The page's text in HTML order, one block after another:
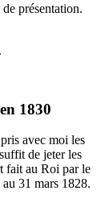
présentation.
1830
avec moi les
de jeter les
fait au Roi par le
31 mars 1828.